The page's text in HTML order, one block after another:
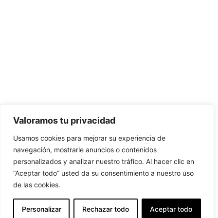
Valoramos tu privacidad
Usamos cookies para mejorar su experiencia de
navegación, mostrarle anuncios o contenidos
personalizados y analizar nuestro tráfico. Al hacer clic en
“Aceptar todo” usted da su consentimiento a nuestro uso
de las cookies.
Personalizar Rechazar todo Aceptar todo